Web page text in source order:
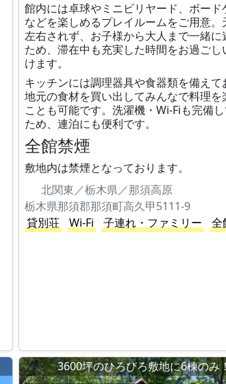
館内には卓球やミニビリヤード、ボード
などを楽しめるプレイルームをご用意。
左右されず、お子様から大人まで一緒に
ため、滞在中も充実した時間をお過ごし
けます。
キッチンには調理器具や食器類を備えて
地元の食材を買い出してみんなで料理を
ことも可能です。洗濯機・Wi-Fiも完備
ため、連泊にも便利です。
全館禁煙
敷地内は禁煙となっております。
北関東／栃木県／那須高原
栃木県那須郡那須町高久甲5111-9
貸別荘
Wi-Fi 子連れ・ファミリー 全
3600坪のひろびろ敷地に6棟のみ